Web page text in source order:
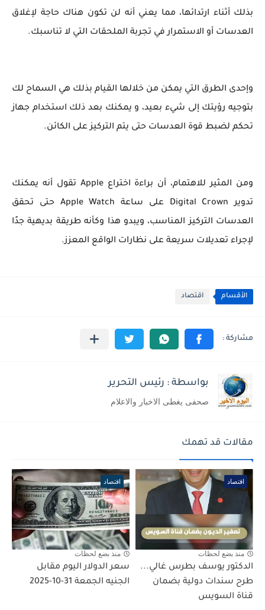
بذلك أثناء ارتدائها، مما يعني أنه لن تكون هناك حاجة لإغلاق
العدسات أو الاستمرار في تجربة الملحقات التي لا تناسبك.
وإحدى الطرق التي يمكن من خلالها القيام بذلك هي السماح لك
بتوجيه رؤيتك إلى شيء بعيد، و يمكنك بعد ذلك استخدام جهاز
تحكم لضبط قوة العدسات حتى يتم التركيز على الكائن.
ومن المثير للاهتمام، أن براءة اختراع Apple تقول أنه يمكنك
تدوير Digital Crown على ساعة Apple Watch حتى تحقق
العدسات التركيز المناسب، ويبدو هذا وكأنه طريقة بديهية جدًا
لإجراء تعديلات سريعة على نظارات الواقع المعزز.
الأقسام اقتصاد
بواسطة : رئيس التحرير
صحفى يغطى الاخبار والاعلام
مقالات قد تهمك
اقتصاد
منذ بضع لحظات
الدكتور يوسف بطرس غالي...
طرح سندات دولية بضمان
قناة السويس
اقتصاد
منذ بضع لحظات
سعر الدولار اليوم مقابل
الجنيه الجمعة 31-10-2025